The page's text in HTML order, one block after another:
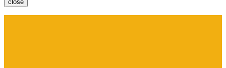
close